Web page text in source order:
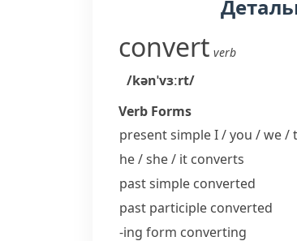
convert verb
/kənˈvɜːrt/
Verb Forms
present simple I / you / we /
he / she / it converts
past simple converted
past participle converted
-ing form converting